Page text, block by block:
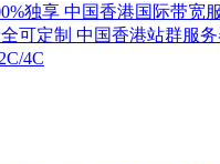
独享 中国香港国际带宽
可定制 中国香港站群服务
4C